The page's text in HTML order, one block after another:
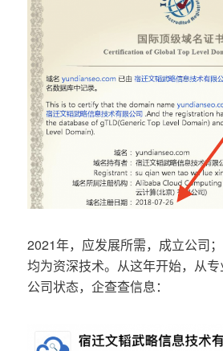
2021年，应发展所需，成立公司；
均为资深技术。从这年开始，从
公司状态，企查查信息：